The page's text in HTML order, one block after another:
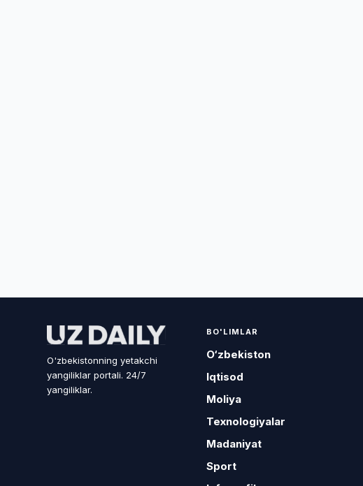
O'zbekistonning yetakchi
yangiliklar portali. 24/7
yangiliklar.
BO'LIMLAR
O‘zbekiston
Iqtisod
Moliya
Texnologiyalar
Madaniyat
Sport